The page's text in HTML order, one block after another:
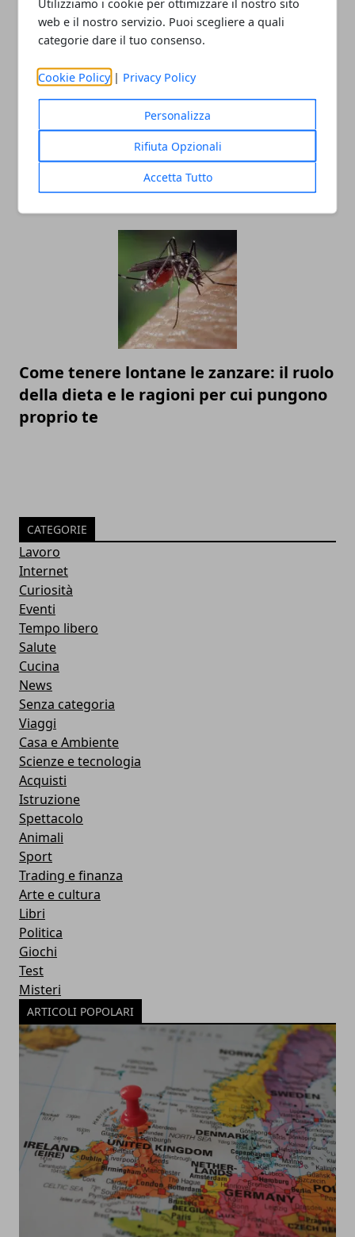
web e il nostro servizio. Puoi scegliere a quali
categorie dare il tuo consenso.
Cookie Policy | Privacy Policy
Personalizza
Rifiuta Opzionali
Accetta Tutto
La verità sulla buccia di banane e
avocado: perché non dovresti ignorare
la pulizia
Come tenere lontane le zanzare: il ruolo
della dieta e le ragioni per cui pungono
proprio te
CATEGORIE
Lavoro
Internet
Curiosità
Eventi
Tempo libero
Salute
Cucina
News
Senza categoria
Viaggi
Casa e Ambiente
Scienze e tecnologia
Acquisti
Istruzione
Spettacolo
Animali
Sport
Trading e finanza
Arte e cultura
Libri
Politica
Giochi
Test
Misteri
ARTICOLI POPOLARI